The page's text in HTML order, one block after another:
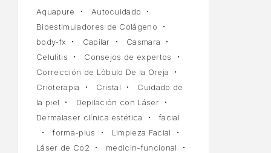
Aquapure
Autocuidado
Bioestimuladores de Colágeno
body-fx
Capilar
Casmara
Celulitis
Consejos de expertos
Corrección de Lóbulo De la Oreja
Crioterapia
Cristal
Cuidado de
la piel
Depilación con Láser
Dermalaser clínica estética
facial
forma-plus
Limpieza Facial
Láser de Co2
medicin-funcional